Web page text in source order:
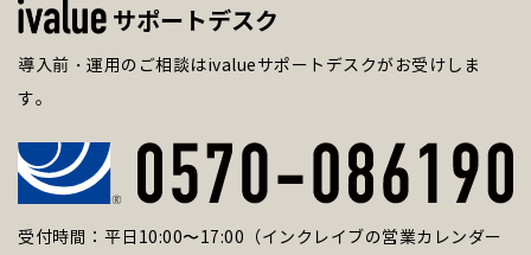
サポートデスク
導入前・運用のご相談はivalueサポートデスクがお受けしま
す。
受付時間：平日10:00〜17:00（インクレイブの営業カレンダー